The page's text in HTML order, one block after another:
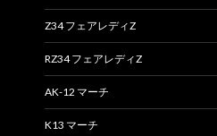
Z34 フェアレディZ
RZ34 フェアレディZ
AK-12 マーチ
K13 マーチ